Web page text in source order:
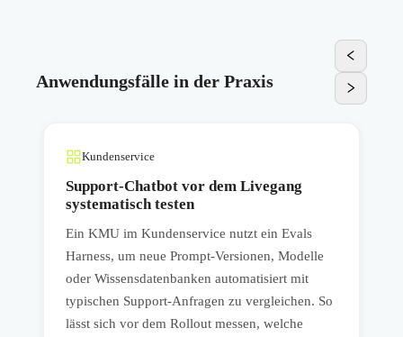
Anwendungsfälle in der Praxis
Kundenservice
Support-Chatbot vor dem Livegang
systematisch testen
Ein KMU im Kundenservice nutzt ein Evals
Harness, um neue Prompt-Versionen, Modelle
oder Wissensdatenbanken automatisiert mit
typischen Support-Anfragen zu vergleichen. So
lässt sich vor dem Rollout messen, welche